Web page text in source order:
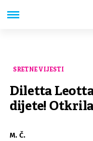
SRETNE VIJESTI
Diletta
dijete!
M. Č.